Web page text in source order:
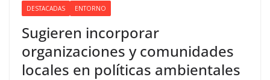
DESTACADAS ENTORNO
Sugieren incorporar
organizaciones y comunidades
locales en políticas ambientales